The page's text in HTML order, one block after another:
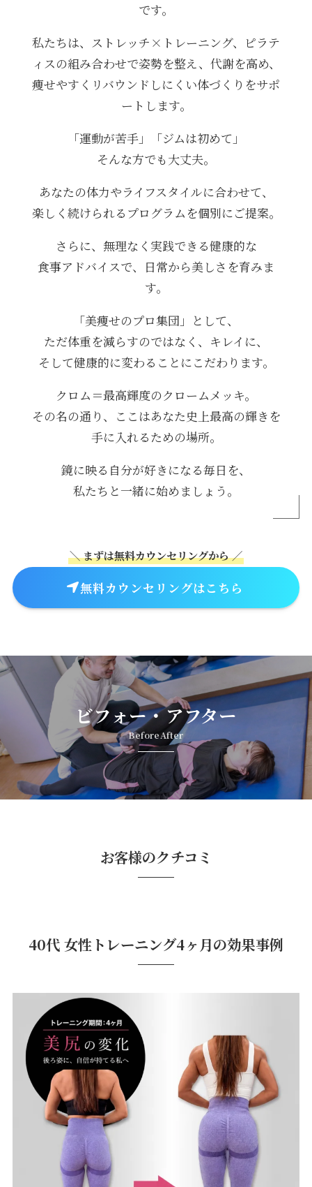
です。
私たちは、ストレッチ×トレーニング、ピラテ
ィスの組み合わせで姿勢を整え、代謝を高め、
痩せやすくリバウンドしにくい体づくりをサポ
ートします。
「運動が苦手」「ジムは初めて」
そんな方でも大丈夫。
あなたの体力やライフスタイルに合わせて、
楽しく続けられるプログラムを個別にご提案。
さらに、無理なく実践できる健康的な
食事アドバイスで、日常から美しさを育みま
す。
「美痩せのプロ集団」として、
ただ体重を減らすのではなく、キレイに、
そして健康的に変わることにこだわります。
クロム＝最高輝度のクロームメッキ。
その名の通り、ここはあなた史上最高の輝きを
手に入れるための場所。
鏡に映る自分が好きになる毎日を、
私たちと一緒に始めましょう。
＼ まずは無料カウンセリングから ／
無料カウンセリングはこちら
ビフォー・アフター
BeforeAfter
お客様のクチコミ
40代 女性トレーニング4ヶ月の効果事例